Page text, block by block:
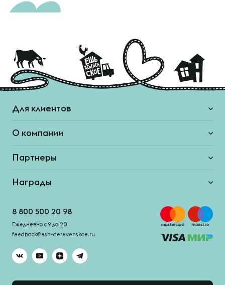
Для клиентов
О компании
Партнеры
Награды
8 800 500 20 98
Ежедневно с 9 до 20
feedback@esh-derevenskoe.ru